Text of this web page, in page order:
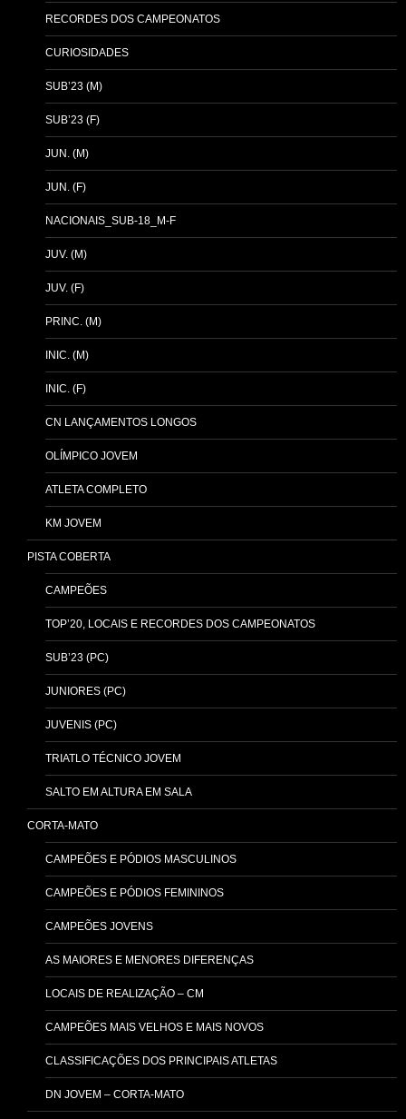
RECORDES DOS CAMPEONATOS
CURIOSIDADES
SUB’23 (M)
SUB’23 (F)
JUN. (M)
JUN. (F)
NACIONAIS_SUB-18_M-F
JUV. (M)
JUV. (F)
PRINC. (M)
INIC. (M)
INIC. (F)
CN LANÇAMENTOS LONGOS
OLÍMPICO JOVEM
ATLETA COMPLETO
KM JOVEM
PISTA COBERTA
CAMPEÕES
TOP’20, LOCAIS E RECORDES DOS CAMPEONATOS
SUB’23 (PC)
JUNIORES (PC)
JUVENIS (PC)
TRIATLO TÉCNICO JOVEM
SALTO EM ALTURA EM SALA
CORTA-MATO
CAMPEÕES E PÓDIOS MASCULINOS
CAMPEÕES E PÓDIOS FEMININOS
CAMPEÕES JOVENS
AS MAIORES E MENORES DIFERENÇAS
LOCAIS DE REALIZAÇÃO – CM
CAMPEÕES MAIS VELHOS E MAIS NOVOS
CLASSIFICAÇÕES DOS PRINCIPAIS ATLETAS
DN JOVEM – CORTA-MATO